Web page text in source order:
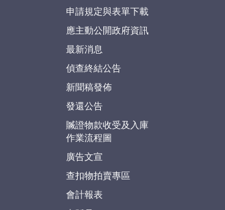
申請規定與表單下載
應主動公開政府資訊
最新消息
偵查終結公告
新聞稿發佈
發還公告
贓證物款收受及入庫
作業流程圖
廣告文宣
查扣物拍賣專區
會計報表